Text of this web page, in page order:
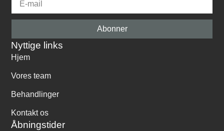
Abonner
Nyttige links
Hjem
Vores team
Behandlinger
Kontakt os
Åbningstider